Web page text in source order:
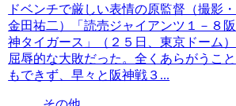
ドベンチで厳しい表情の原監督（撮影・
金田祐二）「読売ジャイアンツ１－８阪
神タイガース」（２５日、東京ドーム）
屈辱的な大敗だった。全くあらがうこと
もできず、早々と阪神戦３...